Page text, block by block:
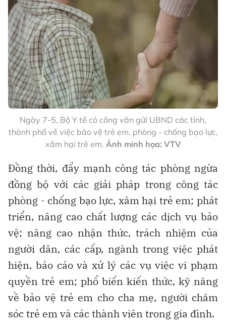
Ngày 7-5, Bộ Y tế có công văn gửi UBND các tỉnh,
thành phố về việc bảo vệ trẻ em, phòng - chống bạo lực,
xâm hại trẻ em. Ảnh minh họa: VTV
Đồng thời, đẩy mạnh công tác phòng ngừa
đồng bộ với các giải pháp trong công tác
phòng - chống bạo lực, xâm hại trẻ em; phát
triển, nâng cao chất lượng các dịch vụ bảo
vệ; nâng cao nhận thức, trách nhiệm của
người dân, các cấp, ngành trong việc phát
hiện, báo cáo và xử lý các vụ việc vi phạm
quyền trẻ em; phổ biến kiến thức, kỹ năng
về bảo vệ trẻ em cho cha mẹ, người chăm
sóc trẻ em và các thành viên trong gia đình.